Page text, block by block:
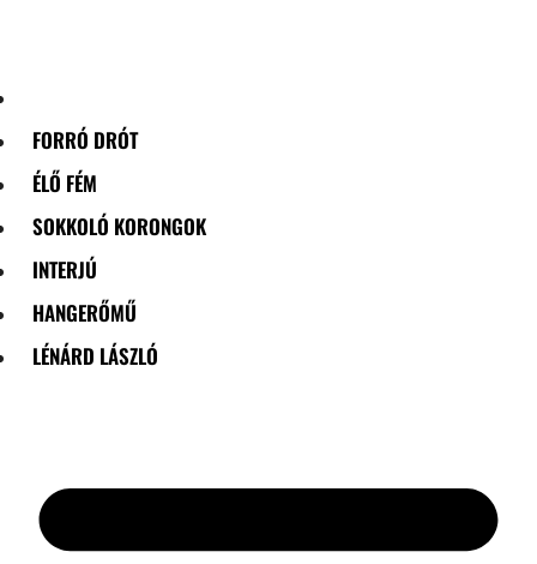
FORRÓ DRÓT
ÉLŐ FÉM
SOKKOLÓ KORONGOK
INTERJÚ
HANGERŐMŰ
LÉNÁRD LÁSZLÓ